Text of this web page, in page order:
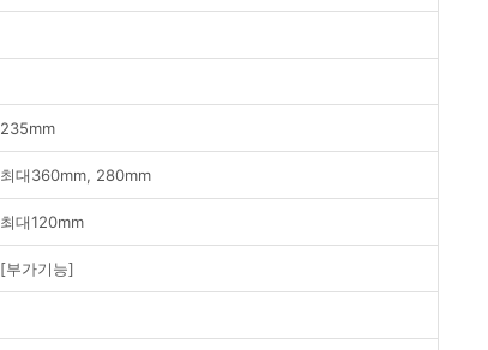
235mm
최대360mm, 280mm
최대120mm
[부가기능]